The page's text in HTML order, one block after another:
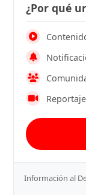
¿Por qué
Información al